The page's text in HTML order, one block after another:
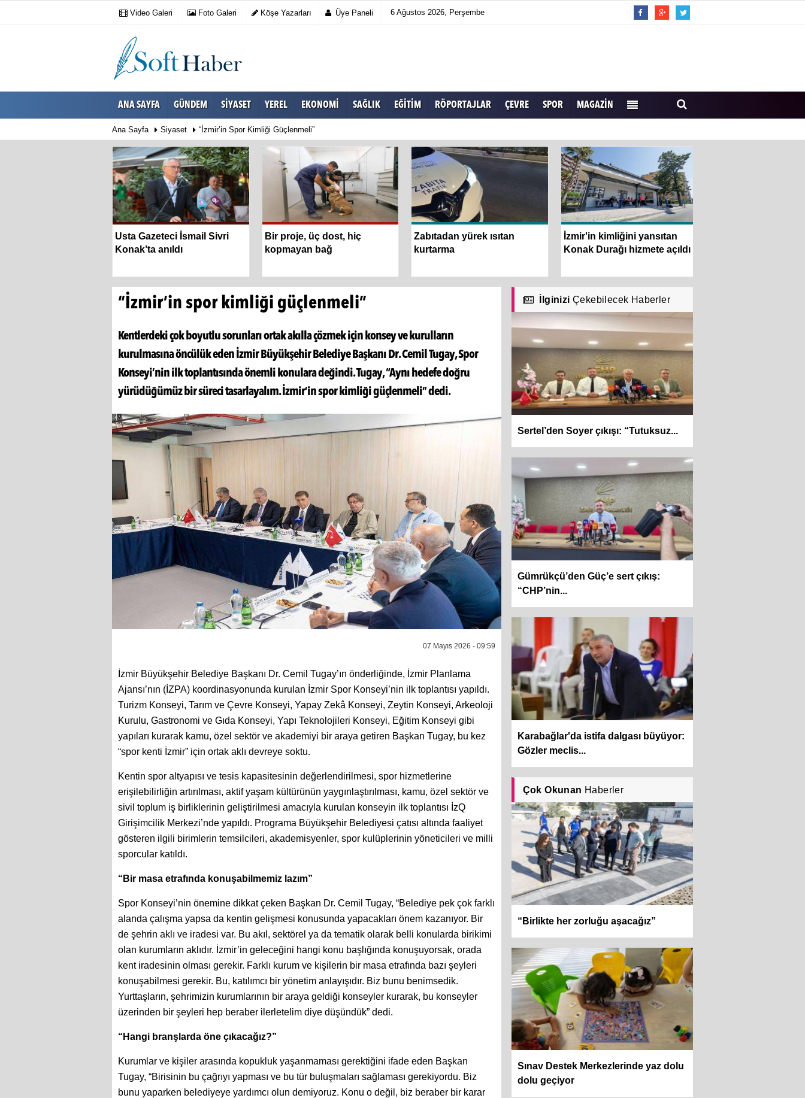
Video Galeri Foto Galeri Köşe Yazarları Üye Paneli 6 Ağustos 2026, Perşembe
ANA SAYFA GÜNDEM SIYASET YEREL EKONOMI SAĞLIK EĞITIM RÖPORTAJLAR ÇEVRE SPOR MAGAZIN
Ana Sayfa Siyaset “İzmir’in Spor Kimliği Güçlenmeli”
Usta Gazeteci İsmail Sivri
Konak’ta anıldı
Bir proje, üç dost, hiç
kopmayan bağ
Zabıtadan yürek ısıtan
kurtarma
İzmir'in kimliğini yansıtan
Konak Durağı hizmete açıldı
“İzmir’in spor kimliği güçlenmeli”
Kentlerdeki çok boyutlu sorunları ortak akılla çözmek için konsey ve kurulların
kurulmasına öncülük eden İzmir Büyükşehir Belediye Başkanı Dr. Cemil Tugay, Spor
Konseyi’nin ilk toplantısında önemli konulara değindi. Tugay, “Aynı hedefe doğru
yürüdüğümüz bir süreci tasarlayalım. İzmir’in spor kimliği güçlenmeli” dedi.
07 Mayıs 2026 - 09:59
İzmir Büyükşehir Belediye Başkanı Dr. Cemil Tugay’ın önderliğinde, İzmir Planlama
Ajansı’nın (İZPA) koordinasyonunda kurulan İzmir Spor Konseyi’nin ilk toplantısı yapıldı.
Turizm Konseyi, Tarım ve Çevre Konseyi, Yapay Zekâ Konseyi, Zeytin Konseyi, Arkeoloji
Kurulu, Gastronomi ve Gıda Konseyi, Yapı Teknolojileri Konseyi, Eğitim Konseyi gibi
yapıları kurarak kamu, özel sektör ve akademiyi bir araya getiren Başkan Tugay, bu kez
“spor kenti İzmir” için ortak aklı devreye soktu.
Kentin spor altyapısı ve tesis kapasitesinin değerlendirilmesi, spor hizmetlerine
erişilebilirliğin artırılması, aktif yaşam kültürünün yaygınlaştırılması, kamu, özel sektör ve
sivil toplum iş birliklerinin geliştirilmesi amacıyla kurulan konseyin ilk toplantısı İzQ
Girişimcilik Merkezi’nde yapıldı. Programa Büyükşehir Belediyesi çatısı altında faaliyet
gösteren ilgili birimlerin temsilcileri, akademisyenler, spor kulüplerinin yöneticileri ve milli
sporcular katıldı.
“Bir masa etrafında konuşabilmemiz lazım”
Spor Konseyi’nin önemine dikkat çeken Başkan Dr. Cemil Tugay, “Belediye pek çok farklı
alanda çalışma yapsa da kentin gelişmesi konusunda yapacakları önem kazanıyor. Bir
de şehrin aklı ve iradesi var. Bu akıl, sektörel ya da tematik olarak belli konularda birikimi
olan kurumların aklıdır. İzmir’in geleceğini hangi konu başlığında konuşuyorsak, orada
kent iradesinin olması gerekir. Farklı kurum ve kişilerin bir masa etrafında bazı şeyleri
konuşabilmesi gerekir. Bu, katılımcı bir yönetim anlayışıdır. Biz bunu benimsedik.
Yurttaşların, şehrimizin kurumlarının bir araya geldiği konseyler kurarak, bu konseyler
üzerinden bir şeyleri hep beraber ilerletelim diye düşündük” dedi.
“Hangi branşlarda öne çıkacağız?”
Kurumlar ve kişiler arasında kopukluk yaşanmaması gerektiğini ifade eden Başkan
Tugay, “Birisinin bu çağrıyı yapması ve bu tür buluşmaları sağlaması gerekiyordu. Biz
bunu yaparken belediyeye yardımcı olun demiyoruz. Konu o değil, biz beraber bir karar
İlginizi Çekebilecek Haberler
Sertel’den Soyer çıkışı: “Tutuksuz...
Gümrükçü’den Güç’e sert çıkış:
“CHP’nin...
Karabağlar'da istifa dalgası büyüyor:
Gözler meclis...
Çok Okunan Haberler
“Birlikte her zorluğu aşacağız”
Sınav Destek Merkezlerinde yaz dolu
dolu geçiyor